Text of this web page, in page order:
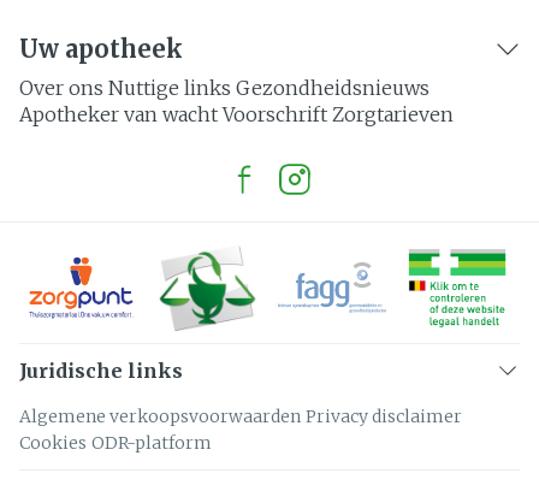
Uw apotheek
Over ons Nuttige links Gezondheidsnieuws
Apotheker van wacht Voorschrift Zorgtarieven
Juridische links
Algemene verkoopsvoorwaarden Privacy disclaimer
Cookies ODR-platform